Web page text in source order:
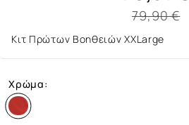
79,90 €
Κιτ Πρώτων Βοηθειών XΧLarge
Χρώμα: